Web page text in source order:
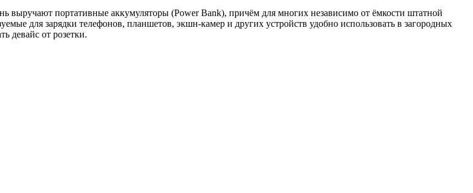
выручают портативные аккумуляторы (Power Bank), причём для многих независимо от ёмкости штатной
для зарядки телефонов, планшетов, экшн-камер и других устройств удобно использовать в загородных
девайс от розетки.